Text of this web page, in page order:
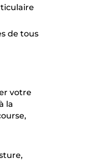
de tous
votre
la